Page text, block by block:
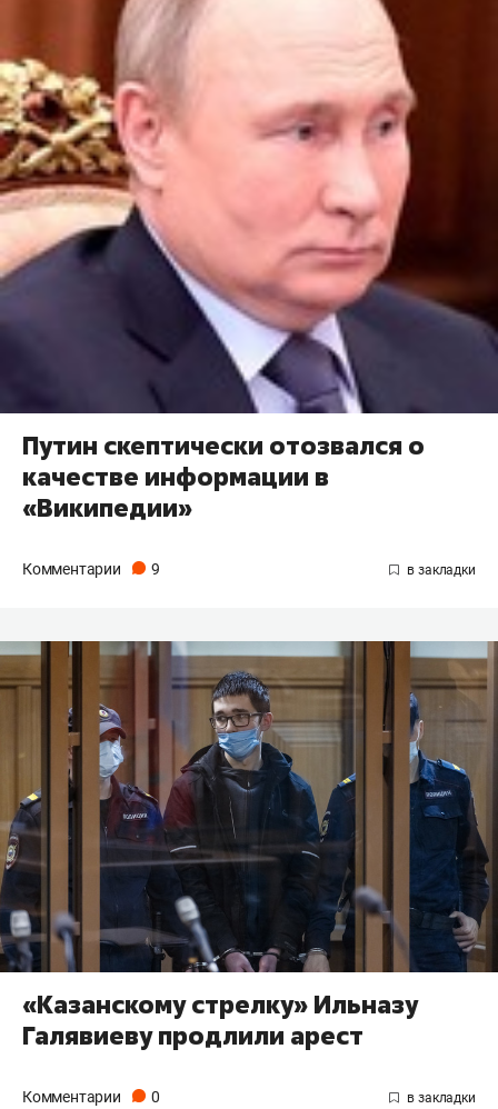
Путин скептически отозвался о
качестве информации в
«Википедии»
Комментарии 9
«Казанскому стрелку» Ильназу
Галявиеву продлили арест
Комментарии 0